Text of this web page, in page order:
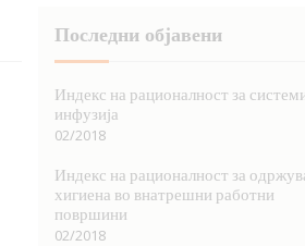
Последни објавени
Индекс на рационалност за
инфузија
02/2018
Индекс на рационалност за
хигиена во внатрешни работни
површини
02/2018